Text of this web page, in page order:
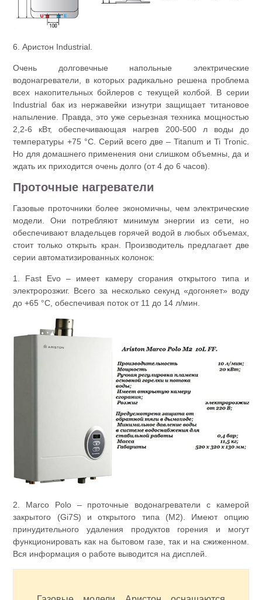
6. Аристон Industrial.
Очень долговечные напольные электрические
водонагреватели, в которых радикально решена проблема
всех накопительных бойлеров с текущей колбой. В серии
Industrial бак из нержавейки изнутри защищает титановое
напыление. Правда, это уже серьезная техника мощностью
2,2-6 кВт, обеспечивающая нагрев 200-500 л воды до
температуры +75 °С. Серий всего две – Titanum и Ti Tronic.
Но для домашнего применения они слишком объемны, да и
ждать их приходится очень долго (от 4 до 6 часов).
Проточные нагреватели
Газовые проточники более экономичны, чем электрические
модели. Они потребляют минимум энергии из сети, но
обеспечивают владельцев горячей водой в любых объемах,
стоит только открыть кран. Производитель предлагает две
серии автоматизированных колонок:
1. Fast Evo – имеет камеру сгорания открытого типа и
электророзжиг. Всего за несколько секунд «догоняет» воду
до +65 °С, обеспечивая поток от 11 до 14 л/мин.
2. Marco Polo – проточные водонагреватели с камерой
закрытого (Gi7S) и открытого типа (М2). Имеют опцию
принудительного удаления продуктов горения и могут
функционировать как на бытовом газе, так и на сжиженном.
Вся информация о работе выводится на дисплей.